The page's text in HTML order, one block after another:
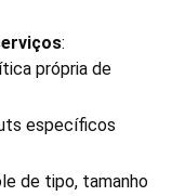
:
própria de
específicos
de tipo, tamanho